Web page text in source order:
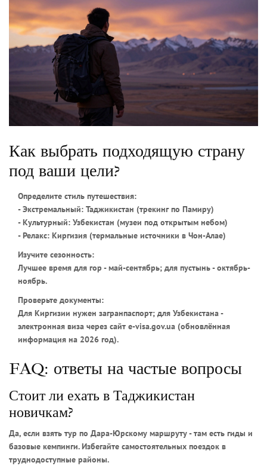
Как выбрать подходящую страну
под ваши цели?
Определите стиль путешествия:
- Экстремальный: Таджикистан (трекинг по Памиру)
- Культурный: Узбекистан (музеи под открытым небом)
- Релакс: Киргизия (термальные источники в Чон-Алае)
Изучите сезонность:
Лучшее время для гор - май-сентябрь; для пустынь - октябрь-
ноябрь.
Проверьте документы:
Для Киргизии нужен загранпаспорт; для Узбекистана -
электронная виза через сайт e-visa.gov.ua (обновлённая
информация на 2026 год).
FAQ: ответы на частые вопросы
Стоит ли ехать в Таджикистан
новичкам?
Да, если взять тур по Дара-Юрскому маршруту - там есть гиды и
базовые кемпинги. Избегайте самостоятельных поездок в
труднодоступные районы.